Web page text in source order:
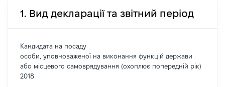
1. Вид декларації та звітний період
Кандидата на посаду
особи, уповноваженої на виконання функцій держави
або місцевого самоврядування (охоплює попередній рік)
2018